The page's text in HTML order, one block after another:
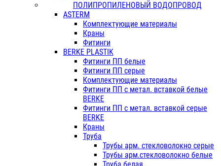
ПОЛИПРОПИЛЕНОВЫЙ ВОДОПРОВОД
ASTERM
Комплектующие материалы
Краны
Фитинги
BERKE PLASTIK
Фитинги ПП белые
Фитинги ПП серые
Комплектующие материалы
Фитинги ПП с метал. вставкой белые
BERKE
Фитинги ПП с метал. вставкой серые
BERKE
Краны
Труба
Трубы арм. стекловолокно серые
Трубы арм.стекловолокно белые